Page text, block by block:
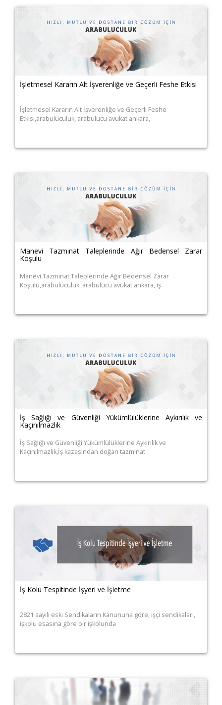
İşletmesel Kararın Alt İşverenliğe ve Geçerli Feshe Etkisi
İşletmesel Kararın Alt İşverenliğe ve Geçerli Feshe
Etkisi,arabuluculuk, arabulucu avukat ankara,
Manevi Tazminat Taleplerinde Ağır Bedensel Zarar
Koşulu
Manevi Tazminat Taleplerinde Ağır Bedensel Zarar
Koşulu,arabuluculuk, arabulucu avukat ankara, iş
İş Sağlığı ve Güvenliği Yükümlülüklerine Aykırılık ve
Kaçınılmazlık
İş Sağlığı ve Güvenliği Yükümlülüklerine Aykırılık ve
Kaçınılmazlık,İş kazasından doğan tazminat
İş Kolu Tespitinde İşyeri ve İşletme
2821 sayılı eski Sendikaların Kanununa göre, işçi sendikaları,
işkolu esasına göre bir işkolunda